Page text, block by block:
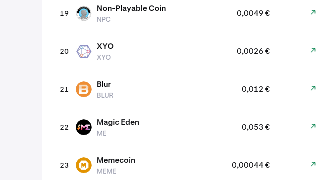
19 NPC Non-Playable Coin
NPC
0,0049 €
20 XYO XYO
XYO
0,0026 €
21 BLUR Blur
BLUR
0,012 €
22 ME Magic Eden
ME
0,053 €
23 MEME Memecoin
MEME
0,00044 €